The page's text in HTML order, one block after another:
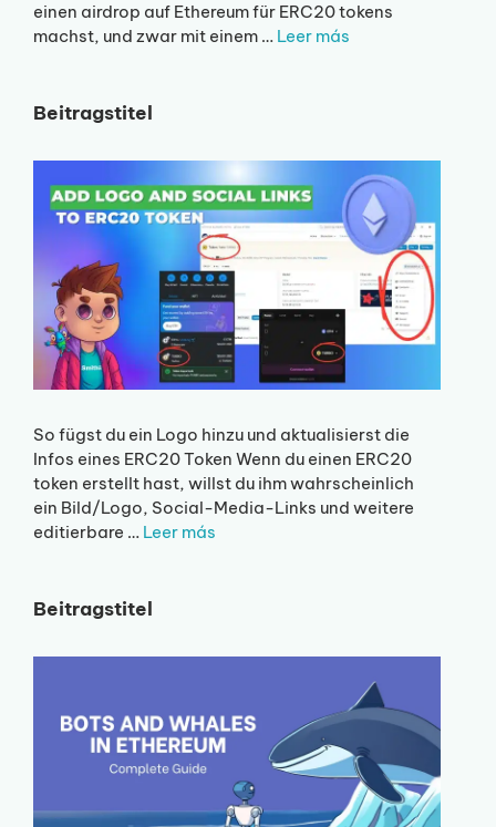
einen airdrop auf Ethereum für ERC20 tokens
machst, und zwar mit einem … Leer más
Beitragstitel
So fügst du ein Logo hinzu und aktualisierst die
Infos eines ERC20 Token Wenn du einen ERC20
token erstellt hast, willst du ihm wahrscheinlich
ein Bild/Logo, Social-Media-Links und weitere
editierbare … Leer más
Beitragstitel